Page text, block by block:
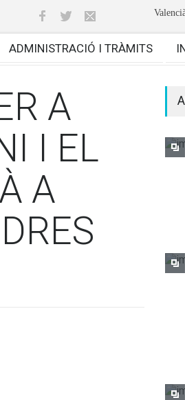
ADMINISTRACIÓ I TRÀMITS
A
I EL
A